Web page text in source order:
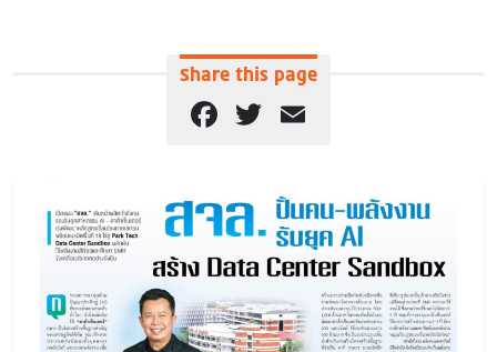
Share this page
Facebook
Twitter